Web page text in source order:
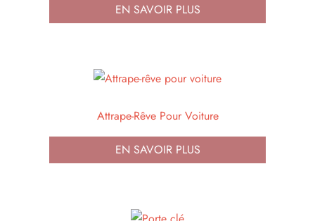
EN SAVOIR PLUS
Attrape-Rêve Pour Voiture
EN SAVOIR PLUS